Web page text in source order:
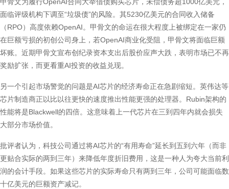
面临评级机构下调至“垃圾债”的风险。其5230亿美元的合同收入储备
（RPO）高度依赖OpenAI。甲骨文的命运在很大程度上被绑定在一家仍
在巨额亏损的初创公司身上，若OpenAI商业化受阻，甲骨文将面临巨额
坏账。近期甲骨文宣布创纪录资本支出后股价应声大跌，表明市场已不再
奖励扩张，而更看重AI投资的收益兑现。
另一个引起市场警觉的问题是AI芯片的经济寿命正在急剧缩短。英伟达等
芯片制造商正以比以往更快的速度推出性能更强的处理器。Rubin架构的
性能将是Blackwell的四倍。这意味着上一代芯片在三到四年内就会损失
大部分市场价值。
批评者认为，科技公司通过将AI芯片的“有用寿命”延长到五到六年（而非
更贴合实际的两到三年）来降低年度折旧费用，这是一种人为夸大当前利
润的会计手段。如果这些芯片的实际寿命只有两到三年，公司可能面临数
十亿美元的巨额资产减记。